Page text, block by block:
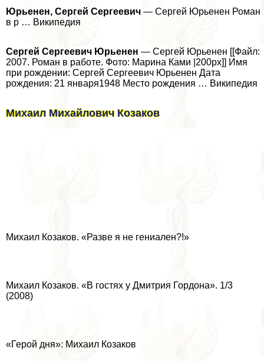
Юрьенен, Сергeй Сергеевич — Сергeй Юрьенен Роман
в р … Википедия
Сергeй Сергеевич Юрьенен — Сергeй Юрьенен [[Файл:
2007. Роман в работе. Фото: Марина Ками |200px]] Имя
при рождении: Сергeй Сергеевич Юрьенен Дата
рождения: 21 января1948 Место рождения … Википедия
Михаил Михайлович Козаков
Михаил Козаков. «Разве я не гениален?!»
Михаил Козаков. «В гостях у Дмитрия Гордона». 1/3
(2008)
«Герой дня»: Михаил Козаков